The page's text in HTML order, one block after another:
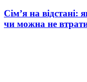
Сім’я на відстані:
чи можна не